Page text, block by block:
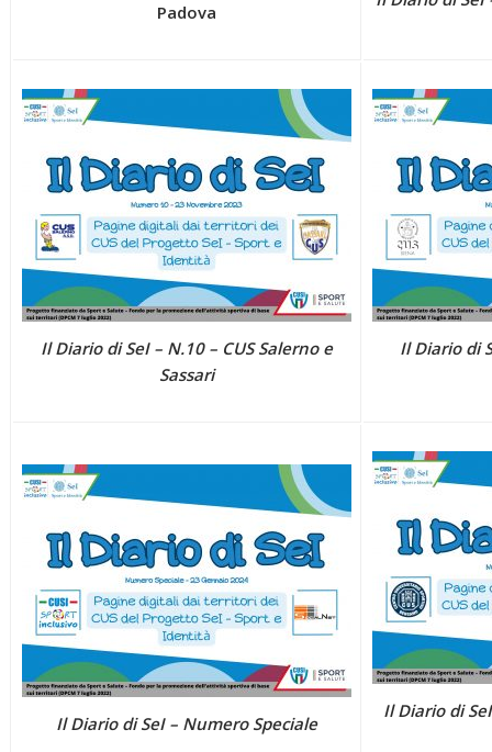
Padova
Il Diario di SeI – N.10 – CUS Salerno e
Sassari
Il Diario di
Il Diario di SeI – Numero Speciale
Il Diario di